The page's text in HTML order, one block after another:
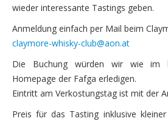
wieder interessante Tastings geben.
Anmeldung einfach per Mail beim
claymore-whisky-club@aon.at
Die Buchung würden wir wie im
Homepage der Fafga erledigen.
Eintritt am Verkostungstag ist mit der
Preis für das Tasting inklusive